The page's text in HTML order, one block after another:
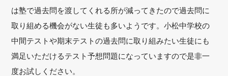
は塾で過去問を渡してくれる所が減ってきたので過去問に
取り組める機会がない生徒も多いようです。小松中学校の
中間テストや期末テストの過去問に取り組みたい生徒にも
満足いただけるテスト予想問題になっていますので是非一
度お試しください。